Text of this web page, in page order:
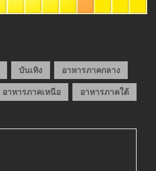
บันเทิง อาหารภาคกลาง
อาหารภาคเหนือ อาหารภาคใต้